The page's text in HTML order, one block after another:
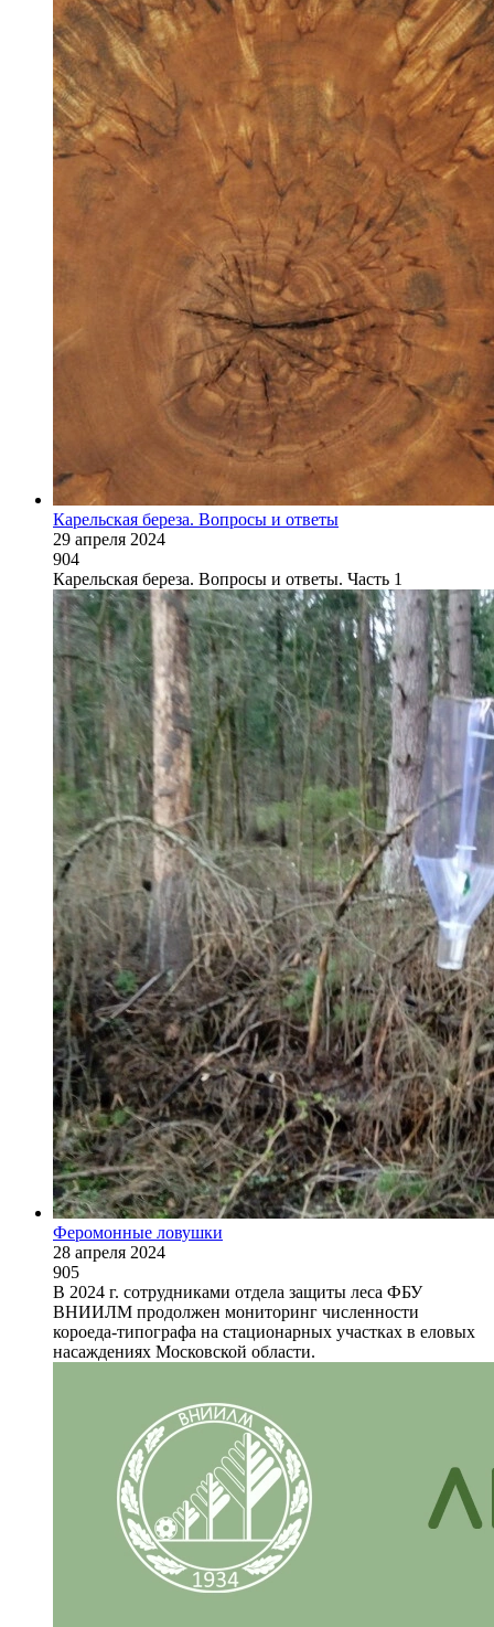
Карельская береза. Вопросы и ответы
29 апреля 2024
904
Карельская береза. Вопросы и ответы. Часть 1
Феромонные ловушки
28 апреля 2024
905
В 2024 г. сотрудниками отдела защиты леса ФБУ
ВНИИЛМ продолжен мониторинг численности
короеда-типографа на стационарных участках в еловых
насаждениях Московской области.